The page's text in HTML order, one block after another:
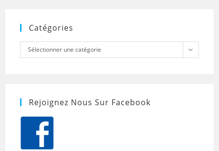
Catégories
Catégories
Sélectionner une catégorie
Rejoignez Nous Sur Facebook